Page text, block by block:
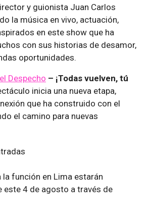
y guionista Juan Carlos
la música en vivo, actuación,
en este show que ha
con sus historias de desamor,
oportunidades.
Despecho – ¡Todas vuelven, tú
inicia una nueva etapa,
que ha construido con el
el camino para nuevas
la función en Lima estarán
este 4 de agosto a través de